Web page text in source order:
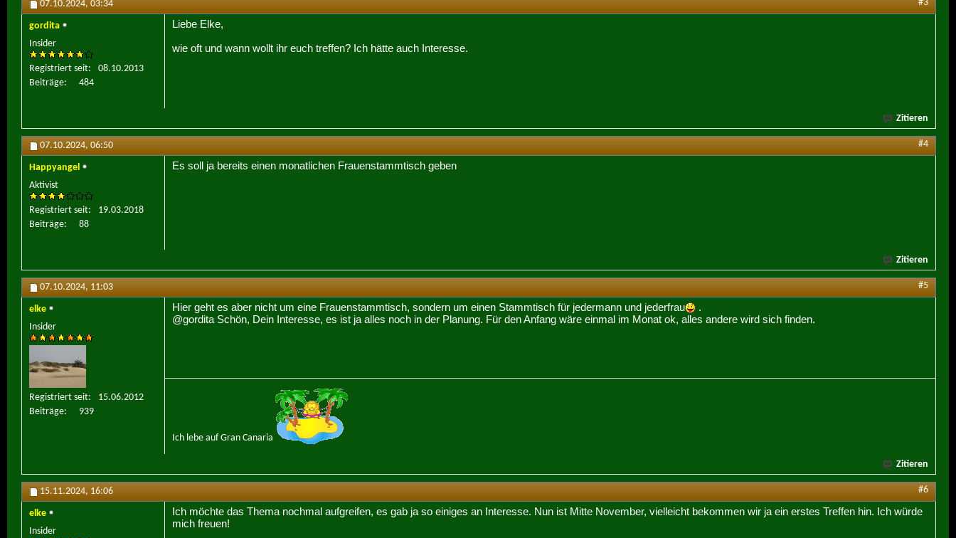
07.10.2024, 03:34 #3
gordita
Insider
Registriert seit
08.10.2013
Beiträge
484
Liebe Elke,
wie oft und wann wollt ihr euch treffen? Ich hätte auch Interesse.
Zitieren
07.10.2024, 06:50 #4
Happyangel
Aktivist
Registriert seit
19.03.2018
Beiträge
88
Es soll ja bereits einen monatlichen Frauenstammtisch geben
Zitieren
07.10.2024, 11:03 #5
elke
Insider
Registriert seit
15.06.2012
Beiträge
939
Hier geht es aber nicht um eine Frauenstammtisch, sondern um einen Stammtisch für jedermann und jederfrau
.
@gordita Schön, Dein Interesse, es ist ja alles noch in der Planung. Für den Anfang wäre einmal im Monat ok, alles andere wird sich finden.
Ich lebe auf Gran Canaria
Zitieren
15.11.2024, 16:06 #6
elke
Insider
Ich möchte das Thema nochmal aufgreifen, es gab ja so einiges an Interesse. Nun ist Mitte November, vielleicht bekommen wir ja ein erstes Treffen hin. Ich würde
mich freuen!